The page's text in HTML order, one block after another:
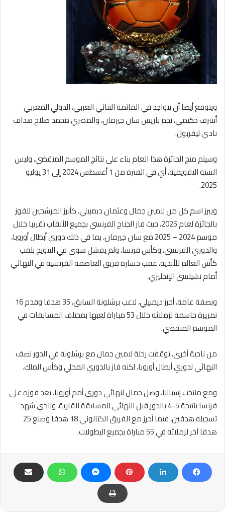
ويتوقع أيضا أن يتواجد في القائمة الثنائي العربي، الدولي المغربي
أشرف حكيمي، نجم باريس سان جيرمان، والمصري محمد صلاح هداف
نادي ليفربول.
وسيتم منح الجائزة هذا العام بناء على نتائج الموسم المنقضي، وليس
السنة التقويمية، أي في الفترة من 1 أغسطس 2024 إلى 31 يوليو
2025.
ويبرز اسم كل من لامين جمال وعثمان ديمبيلي، كأبرز المرشحين للفوز
بالجائزة لعام 2025، حيث فاز الجناح الفرنسي بجميع الألقاب تقريبا خلال
موسم 2024 – 2025 مع سان جيرمان، بما في ذلك دوري أبطال أوروبا،
والدوري الفرنسي، وكأس فرنسا، ولم يفشل سوى في التتويج بلقب
كأس العالم للأندية، عقب خسارة فريق العاصمة الفرنسية في النهائي
أمام تشيلسي الإنجليزي.
وبصفة عامة، أحرز ديمبيلي، لاعب برشلونة السابق، 35 هدفا وقدم 16
تمريرة حاسمة لزملائه خلال 53 مباراة لعبها بمختلف المسابقات في
الموسم المنقضي.
من ناحية أخرى، توقفت رحلة لامين جمال مع برشلونة في الدور نصف
النهائي لدوري أبطال أوروبا، لكنه فاز بالدوري المحلي وكأس الملك.
ومع منتخب إسبانيا، وصل جمال لنهائي دوري أمم أوروبا، بعد فوزه على
فرنسا بنتيجة 5-4 بالدور قبل النهائي للمسابقة القارية، والذي شهد
تسجيله هدفين، فيما أحرز مع الفريق الكتالوني 18 هدفا وصنع 25
هدفا آخر لزملائه في 55 مباراة بجميع البطولات.